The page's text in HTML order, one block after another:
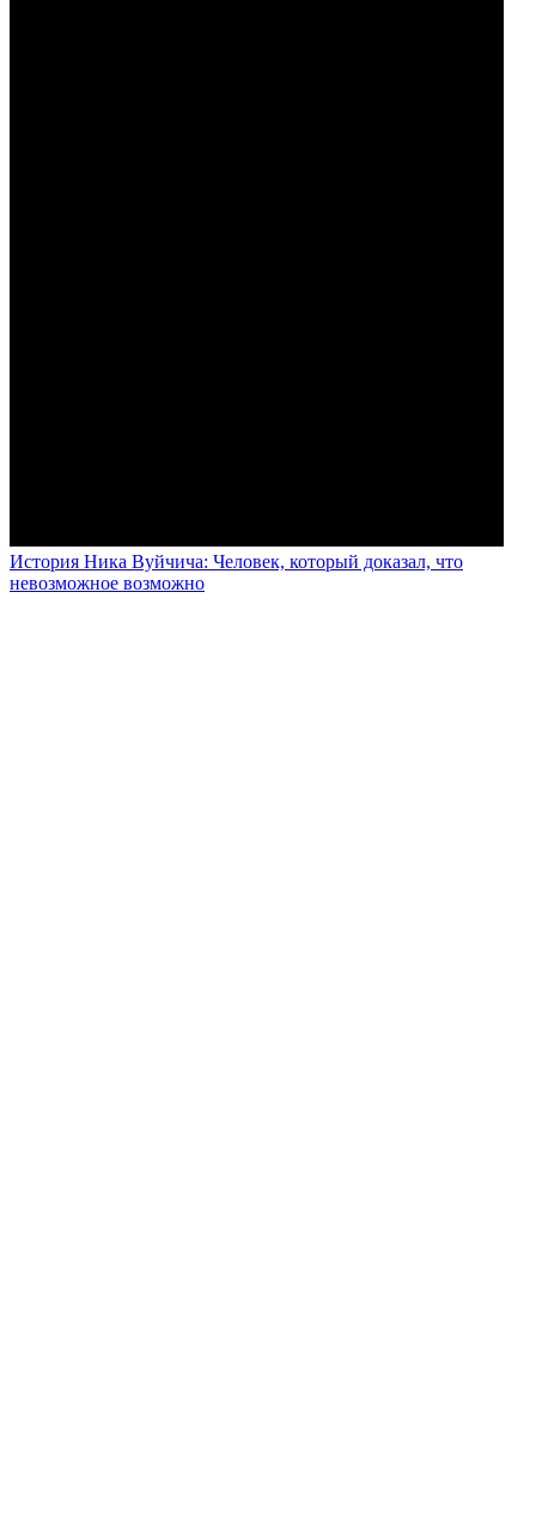
История Ника Вуйчича: Человек, который доказал, что
невозможное возможно